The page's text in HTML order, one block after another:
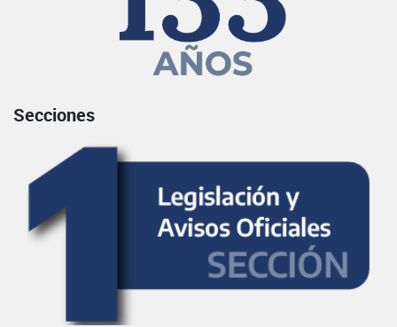
Secciones